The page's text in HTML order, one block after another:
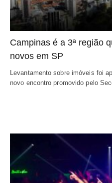
Campinas é a 3ª região
novos em SP
Levantamento sobre imóveis foi
novo encontro promovido pelo